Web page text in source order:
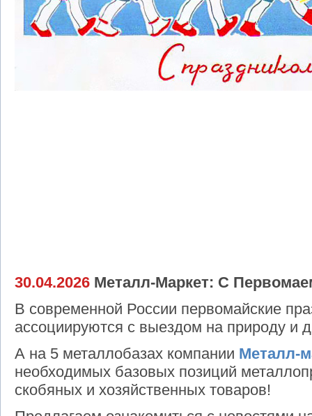
30.04.2026 Металл-Маркет: С
В современной России первомайские
ассоциируются с выездом на природу и
А на 5 металлобазах компании Металл-
необходимых базовых позиций
скобяных и хозяйственных товаров!